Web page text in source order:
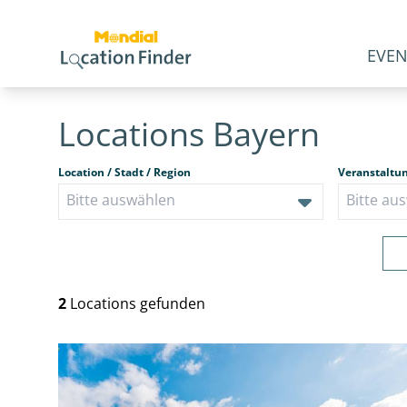
Locations Bayern
Location / Stadt / Region
2 Locations gefunden